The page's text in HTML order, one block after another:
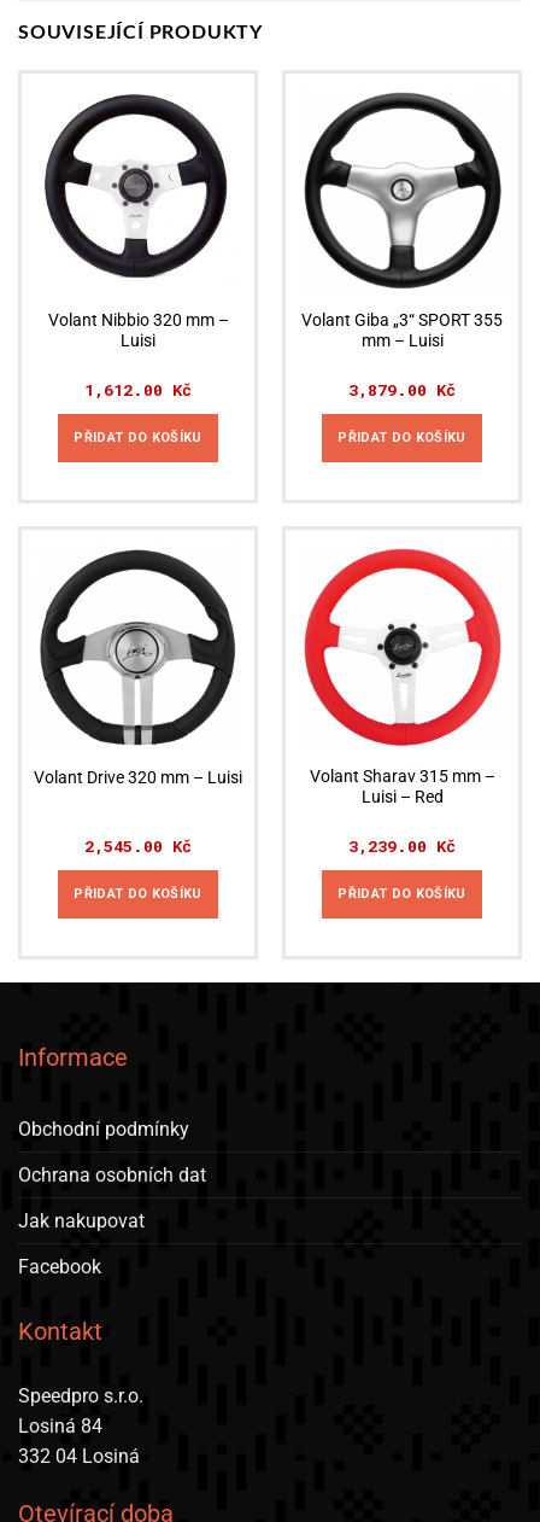
SOUVISEJÍCÍ PRODUKTY
Volant Nibbio 320 mm –
Luisi
1,612.00 Kč
PŘIDAT DO KOŠÍKU
Volant Giba „3“ SPORT 355
mm – Luisi
3,879.00 Kč
PŘIDAT DO KOŠÍKU
Volant Drive 320 mm – Luisi
2,545.00 Kč
PŘIDAT DO KOŠÍKU
Volant Sharav 315 mm –
Luisi – Red
3,239.00 Kč
PŘIDAT DO KOŠÍKU
Informace
Obchodní podmínky
Ochrana osobních dat
Jak nakupovat
Facebook
Kontakt
Speedpro s.r.o.
Losiná 84
332 04 Losiná
Otevírací doba